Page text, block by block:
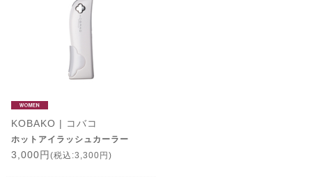
KOBAKO | コバコ
ホットアイラッシュカーラー
3,000円 (税込:3,300円)